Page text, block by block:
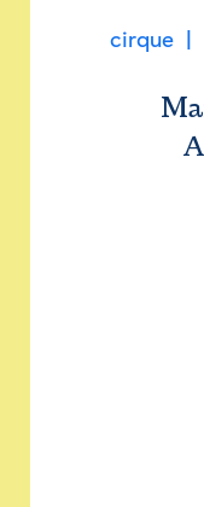
cirque